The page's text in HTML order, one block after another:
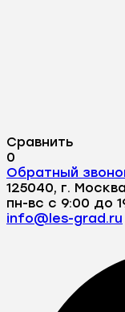
Сравнить
0
Обратный
125040, г.
пн-вс с 9:00 до
info@les-grad.ru